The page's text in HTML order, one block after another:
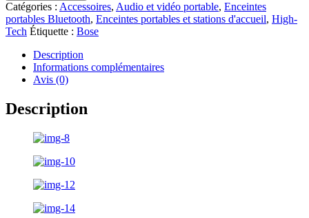
Catégories : Accessoires, Audio et vidéo portable, Enceintes
portables Bluetooth, Enceintes portables et stations d'accueil, High-
Tech Étiquette : Bose
Description
Informations complémentaires
Avis (0)
Description